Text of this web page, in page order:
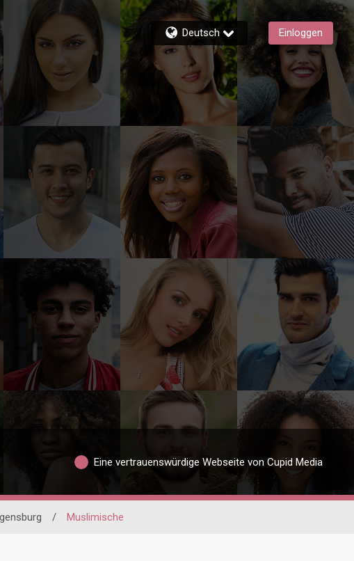
Deutsch Einloggen
Eine vertrauenswürdige Webseite von Cupid Media
/ Muslimische